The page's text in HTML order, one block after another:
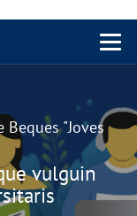
Menu
"Joves
vulguin